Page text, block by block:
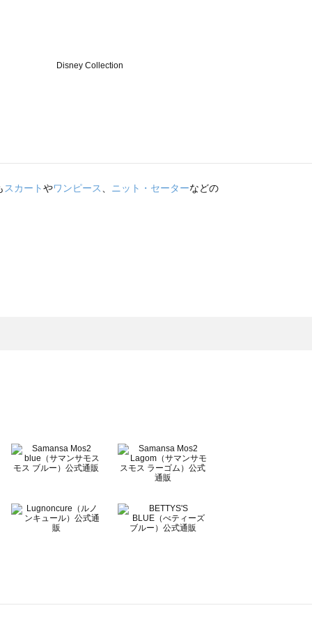
スカートやワンピース ニット・セーターなどの